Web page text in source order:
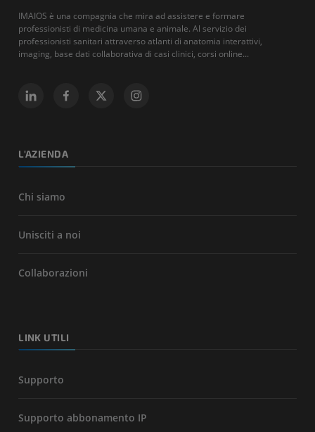
IMAIOS è una compagnia che mira ad assistere e formare
professionisti di medicina umana e animale. Al servizio dei
professionisti sanitari attraverso atlanti di anatomia interattivi,
imaging, base dati collaborativa di casi clinici, corsi online...
L'AZIENDA
Chi siamo
Unisciti a noi
Collaborazioni
LINK UTILI
Supporto
Supporto abbonamento IP